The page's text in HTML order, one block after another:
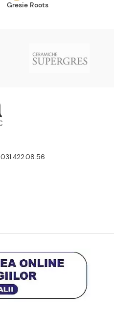
Gresie Roots
031.422.08.56